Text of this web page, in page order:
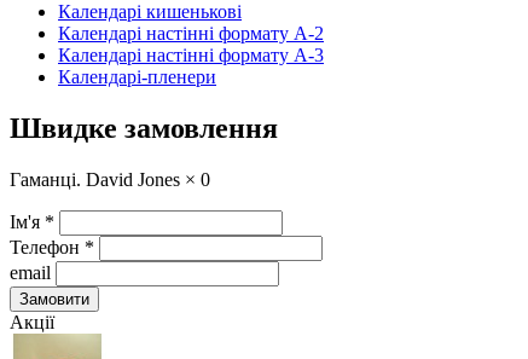
Календарі кишенькові
Календарі настінні формату А-2
Календарі настінні формату А-3
Календарі-пленери
Швидке замовлення
Гаманці. David Jones × 0
Ім'я *
Телефон *
email
Замовити
Акції